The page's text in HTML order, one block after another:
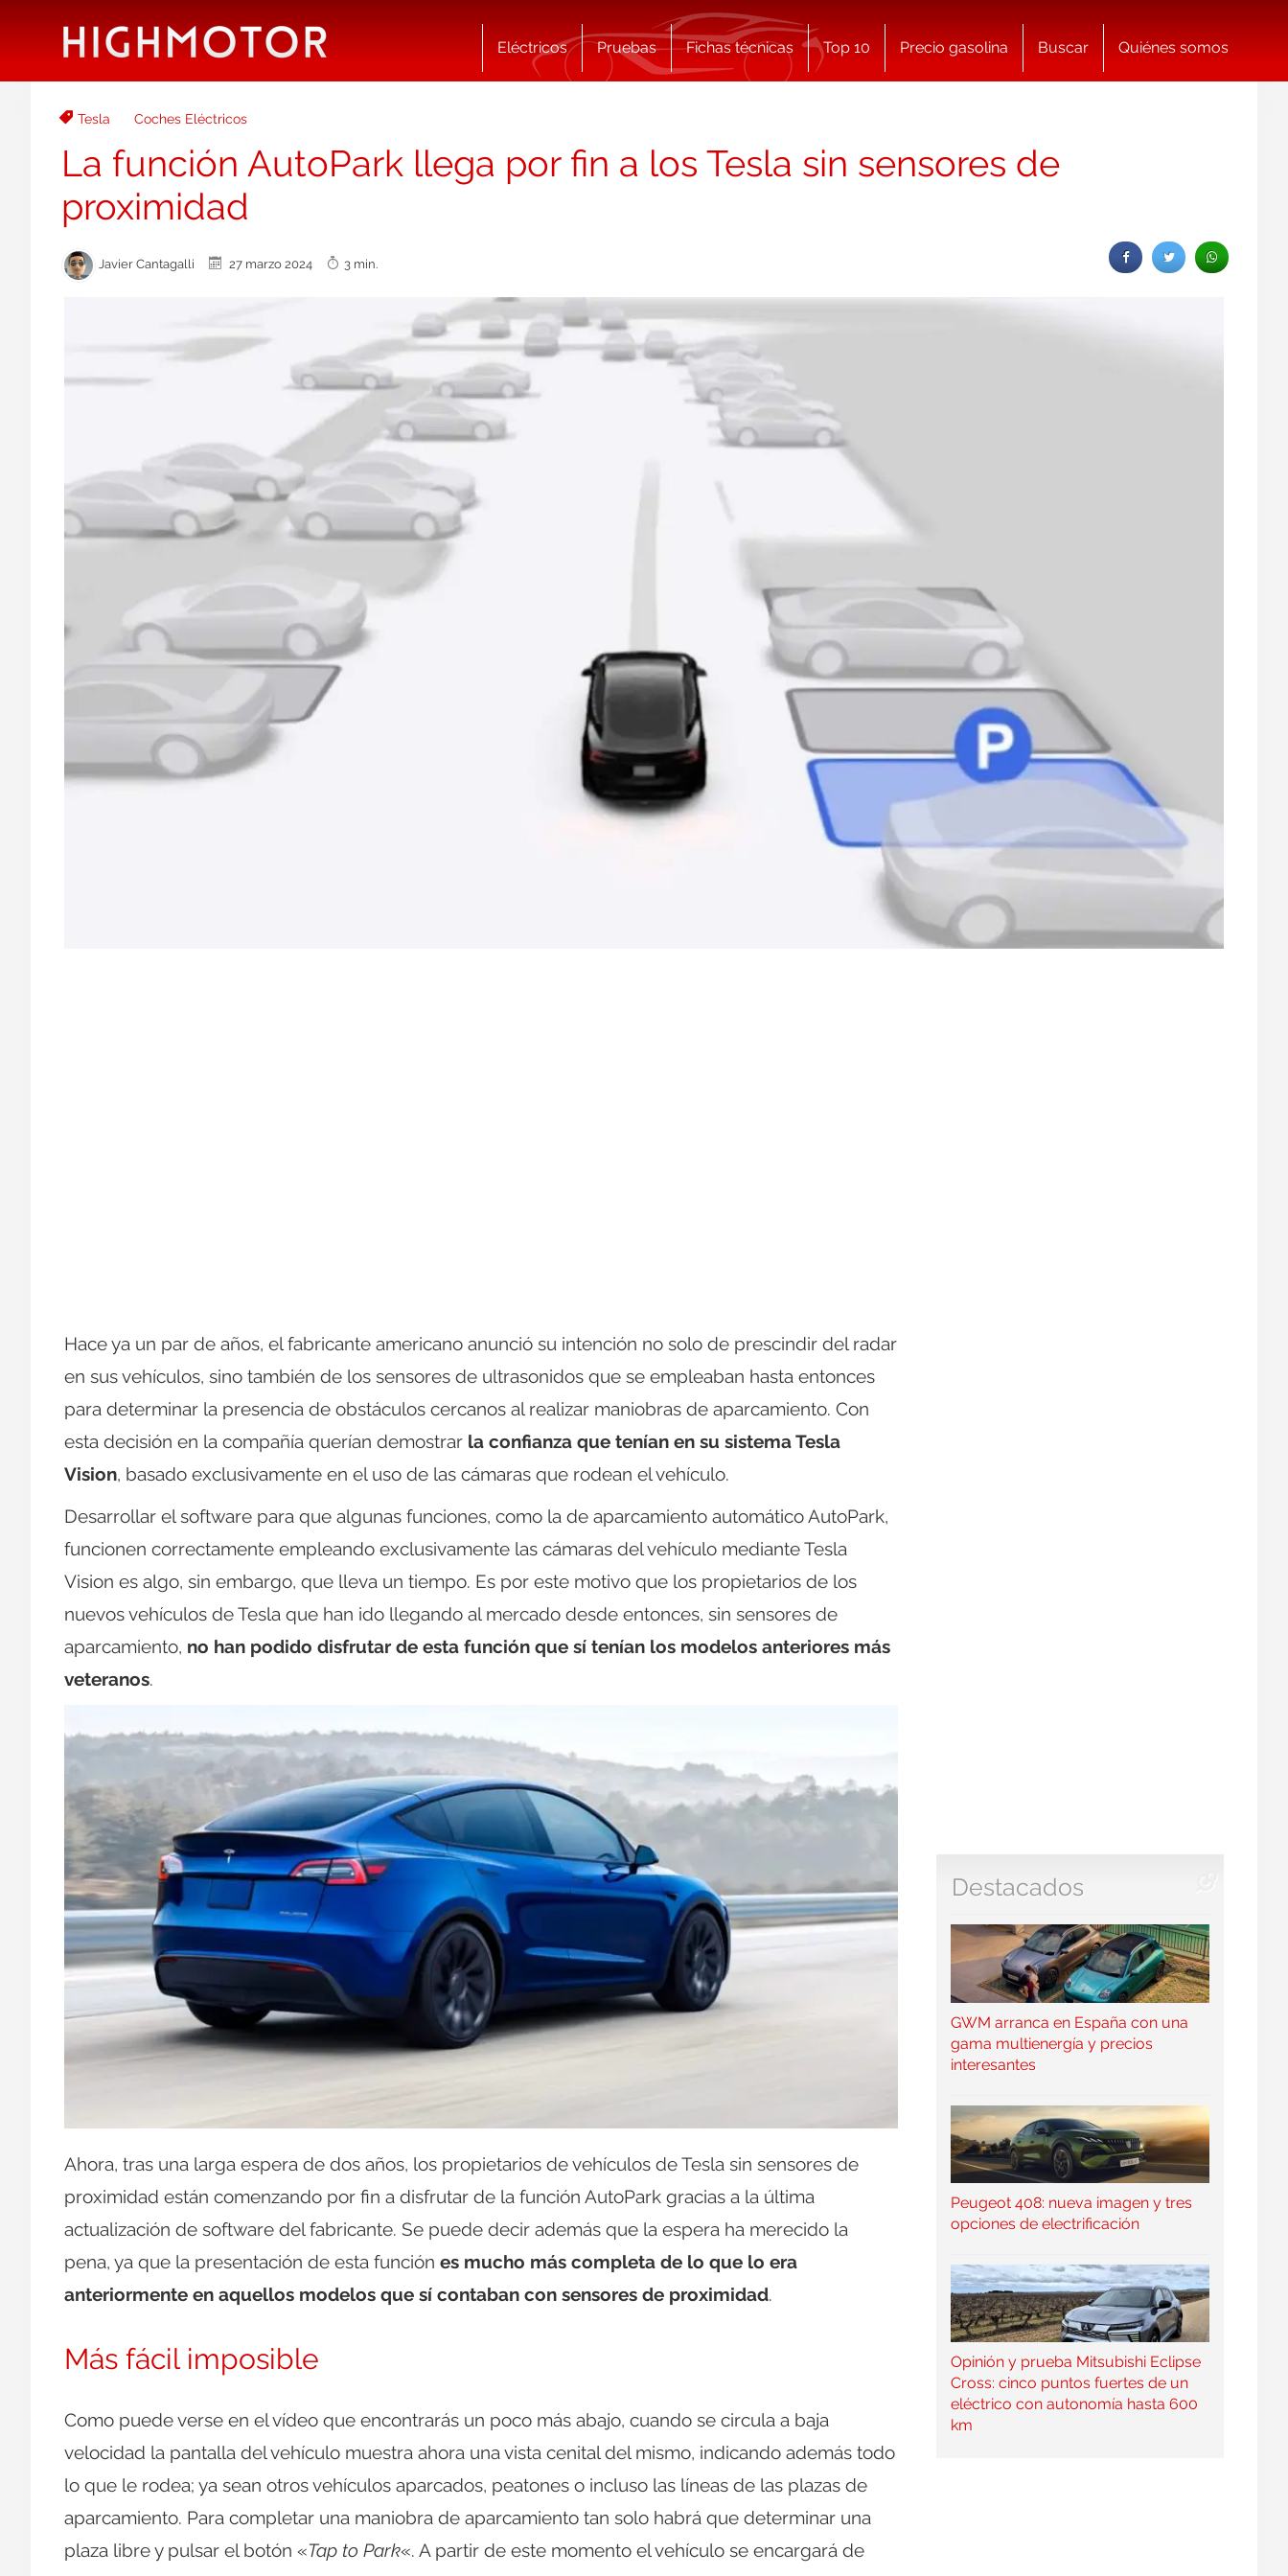
Eléctricos Pruebas Fichas técnicas Top 10 Precio gasolina Buscar Quiénes somos
Tesla Coches Eléctricos
La función AutoPark llega por fin a los Tesla sin sensores de
proximidad
Javier Cantagalli 27 marzo 2024 3 min.
Hace ya un par de años, el fabricante americano anunció su intención no solo de prescindir del radar
en sus vehículos, sino también de los sensores de ultrasonidos que se empleaban hasta entonces
para determinar la presencia de obstáculos cercanos al realizar maniobras de aparcamiento. Con
esta decisión en la compañía querían demostrar la confianza que tenían en su sistema Tesla
Vision, basado exclusivamente en el uso de las cámaras que rodean el vehículo.
Desarrollar el software para que algunas funciones, como la de aparcamiento automático AutoPark,
funcionen correctamente empleando exclusivamente las cámaras del vehículo mediante Tesla
Vision es algo, sin embargo, que lleva un tiempo. Es por este motivo que los propietarios de los
nuevos vehículos de Tesla que han ido llegando al mercado desde entonces, sin sensores de
aparcamiento, no han podido disfrutar de esta función que sí tenían los modelos anteriores más
veteranos.
Ahora, tras una larga espera de dos años, los propietarios de vehículos de Tesla sin sensores de
proximidad están comenzando por fin a disfrutar de la función AutoPark gracias a la última
actualización de software del fabricante. Se puede decir además que la espera ha merecido la
pena, ya que la presentación de esta función es mucho más completa de lo que lo era
anteriormente en aquellos modelos que sí contaban con sensores de proximidad.
Más fácil imposible
Como puede verse en el vídeo que encontrarás un poco más abajo, cuando se circula a baja
velocidad la pantalla del vehículo muestra ahora una vista cenital del mismo, indicando además todo
lo que le rodea; ya sean otros vehículos aparcados, peatones o incluso las líneas de las plazas de
aparcamiento. Para completar una maniobra de aparcamiento tan solo habrá que determinar una
plaza libre y pulsar el botón «Tap to Park«. A partir de este momento el vehículo se encargará de
Destacados
GWM arranca en España con una
gama multienergía y precios
interesantes
Peugeot 408: nueva imagen y tres
opciones de electrificación
Opinión y prueba Mitsubishi Eclipse
Cross: cinco puntos fuertes de un
eléctrico con autonomía hasta 600
km